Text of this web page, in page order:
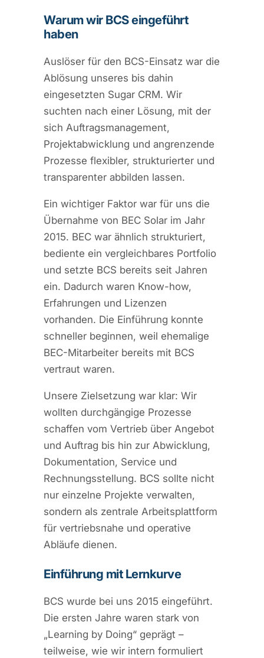
Warum wir BCS eingeführt
haben
Auslöser für den BCS-Einsatz war die
Ablösung unseres bis dahin
eingesetzten Sugar CRM. Wir
suchten nach einer Lösung, mit der
sich Auftragsmanagement,
Projektabwicklung und angrenzende
Prozesse flexibler, strukturierter und
transparenter abbilden lassen.
Ein wichtiger Faktor war für uns die
Übernahme von BEC Solar im Jahr
2015. BEC war ähnlich strukturiert,
bediente ein vergleichbares Portfolio
und setzte BCS bereits seit Jahren
ein. Dadurch waren Know-how,
Erfahrungen und Lizenzen
vorhanden. Die Einführung konnte
schneller beginnen, weil ehemalige
BEC-Mitarbeiter bereits mit BCS
vertraut waren.
Unsere Zielsetzung war klar: Wir
wollten durchgängige Prozesse
schaffen vom Vertrieb über Angebot
und Auftrag bis hin zur Abwicklung,
Dokumentation, Service und
Rechnungsstellung. BCS sollte nicht
nur einzelne Projekte verwalten,
sondern als zentrale Arbeitsplattform
für vertriebsnahe und operative
Abläufe dienen.
Einführung mit Lernkurve
BCS wurde bei uns 2015 eingeführt.
Die ersten Jahre waren stark von
„Learning by Doing“ geprägt –
teilweise, wie wir intern formuliert